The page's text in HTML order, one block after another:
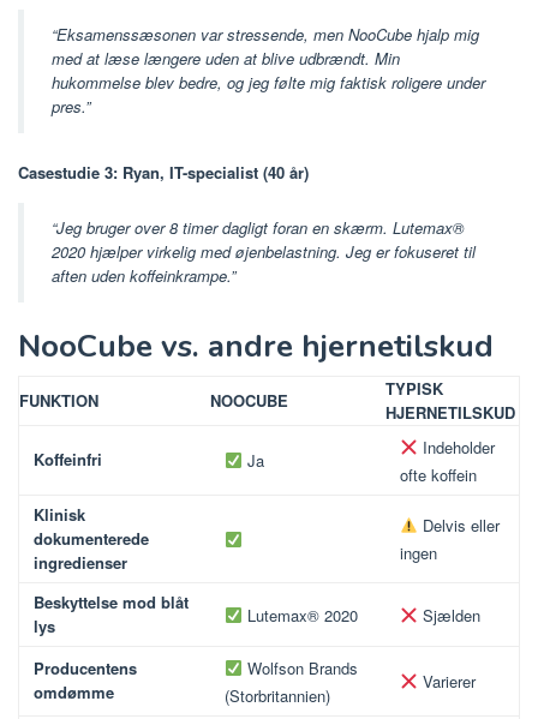
“Eksamenssæsonen var stressende, men NooCube hjalp mig
med at læse længere uden at blive udbrændt. Min
hukommelse blev bedre, og jeg følte mig faktisk roligere under
pres.”
Casestudie 3: Ryan, IT-specialist (40 år)
“Jeg bruger over 8 timer dagligt foran en skærm. Lutemax®
2020 hjælper virkelig med øjenbelastning. Jeg er fokuseret til
aften uden koffeinkrampe.”
NooCube vs. andre hjernetilskud
FUNKTION NOOCUBE
TYPISK
HJERNETILSKUD
Koffeinfri Ja
Indeholder
ofte koffein
Klinisk
dokumenterede
ingredienser
Delvis eller
ingen
Beskyttelse mod blåt
lys
Lutemax® 2020 Sjælden
Producentens
omdømme
Wolfson Brands
(Storbritannien)
Varierer